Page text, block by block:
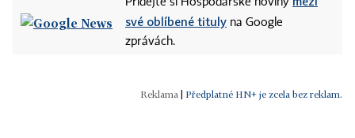
Přidejte si Hospodářské noviny
své oblíbené tituly na Google
zprávách.
Předplatné HN+ je zcela bez reklam.